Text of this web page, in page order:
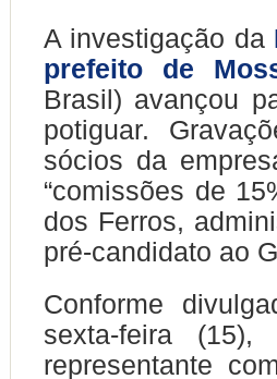
A investigação da
prefeito de
Brasil) avançou
potiguar.
sócios da
“comissões de
dos Ferros,
pré-candidato ao
Conforme
sexta-feira
representante